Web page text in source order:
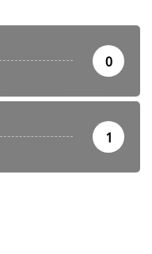
0
1